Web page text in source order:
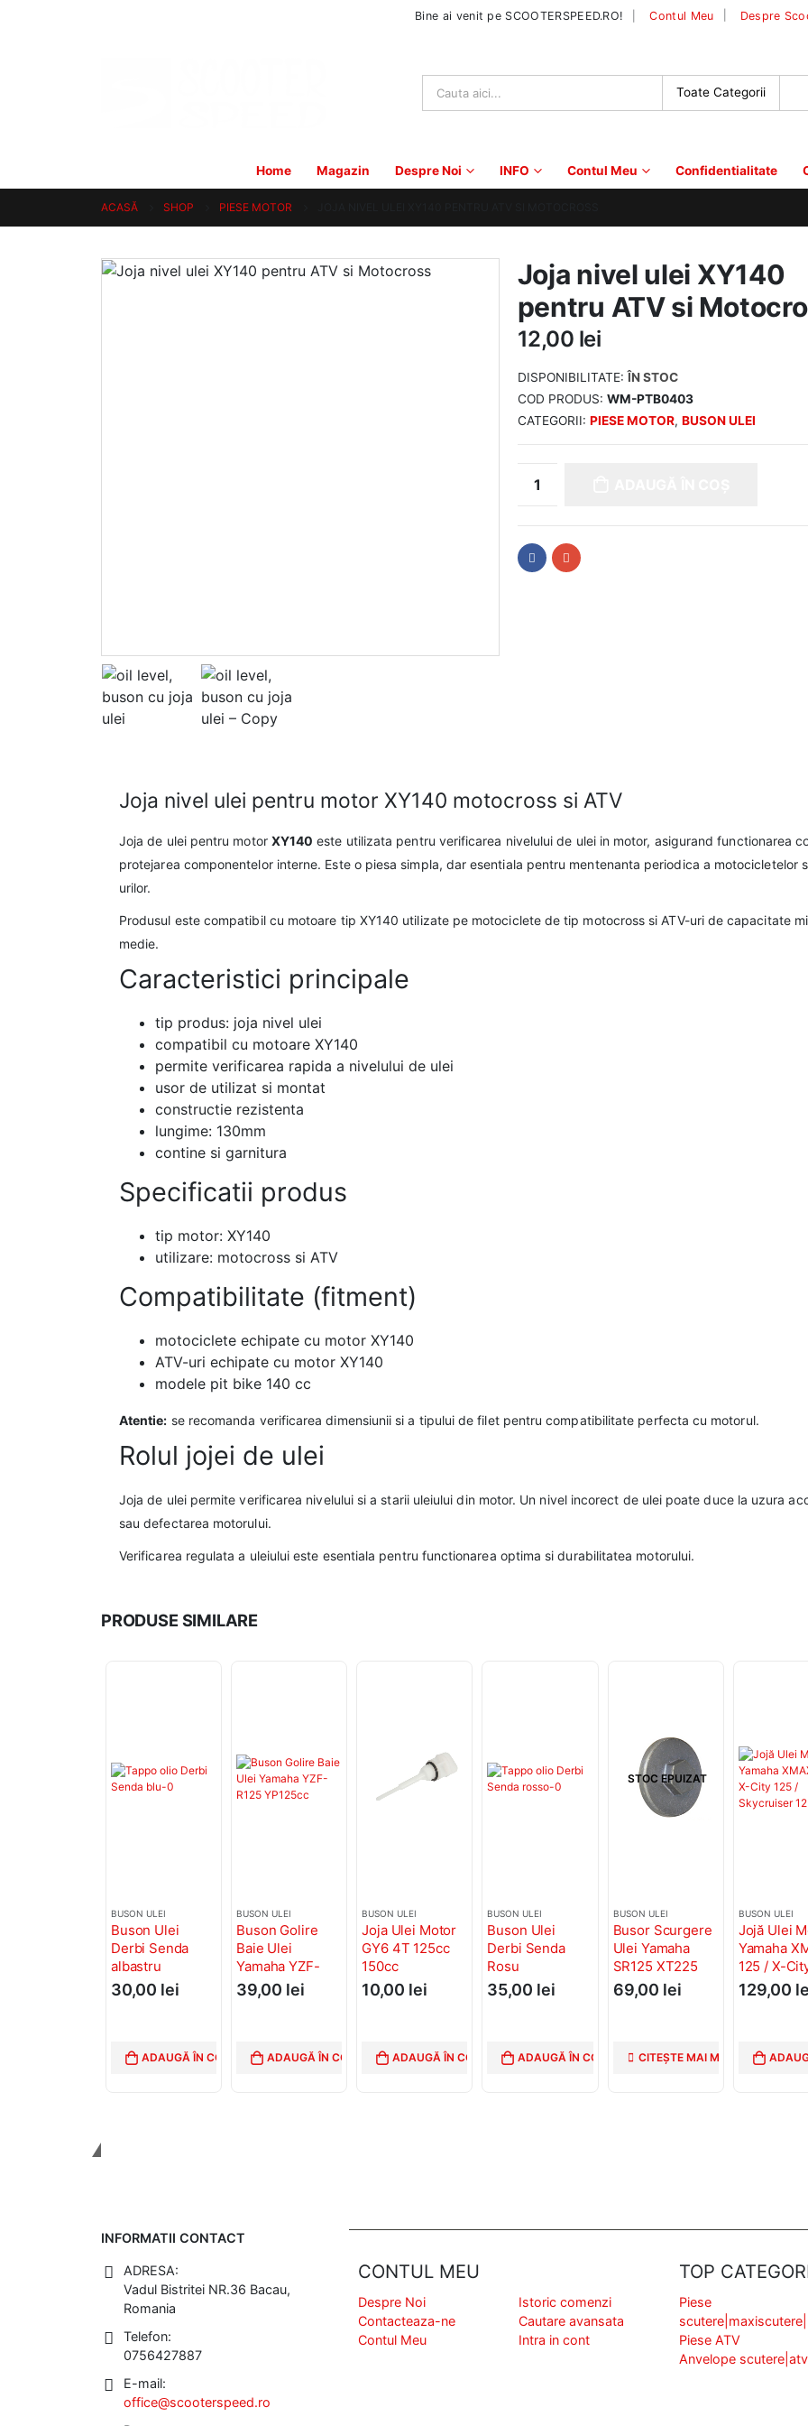
Bine ai venit pe SCOOTERSPEED.RO! Contul Meu Despre
Home Magazin Despre Noi INFO Contul Meu Confidentialitate
ACASĂ SHOP PIESE MOTOR
Joja nivel ulei XY140
pentru ATV si
12,00 lei
DISPONIBILITATE:ÎN STOC
COD PRODUS: WM-PTB0403
CATEGORII: PIESE MOTOR, BUSON ULEI
Joja nivel ulei pentru motor XY140 motocross si ATV
Joja de ulei pentru motor XY140 este utilizata pentru verificarea nivelului de ulei in motor, asigurand functionarea
protejarea componentelor interne. Este o piesa simpla, dar esentiala pentru mentenanta periodica a motocicletelor
urilor.
Produsul este compatibil cu motoare tip XY140 utilizate pe motociclete de tip motocross si ATV-uri de capacitate
medie.
Caracteristici principale
tip produs: joja nivel ulei
compatibil cu motoare XY140
permite verificarea rapida a nivelului de ulei
usor de utilizat si montat
constructie rezistenta
lungime: 130mm
contine si garnitura
Specificatii produs
tip motor: XY140
utilizare: motocross si ATV
Compatibilitate (fitment)
motociclete echipate cu motor XY140
ATV-uri echipate cu motor XY140
modele pit bike 140 cc
Atentie: se recomanda verificarea dimensiunii si a tipului de filet pentru compatibilitate perfecta cu motorul.
Rolul jojei de ulei
Joja de ulei permite verificarea nivelului si a starii uleiului din motor. Un nivel incorect de ulei poate duce la uzura
sau defectarea motorului.
Verificarea regulata a uleiului este esentiala pentru functionarea optima si durabilitatea motorului.
PRODUSE SIMILARE
BUSON ULEI
Buson Ulei
Derbi Senda
albastru
30,00 lei
ADAUGĂ ÎN COȘ
BUSON ULEI
Buson Golire
Baie Ulei
Yamaha YZF-
R125 YP125cc
39,00 lei
ADAUGĂ ÎN COȘ
BUSON ULEI
Joja Ulei Motor
GY6 4T 125cc
150cc
10,00 lei
ADAUGĂ ÎN COȘ
BUSON ULEI
Buson Ulei
Derbi Senda
Rosu
35,00 lei
ADAUGĂ ÎN COȘ
STOC EPUIZAT
BUSON ULEI
Busor Scurgere
Ulei Yamaha
SR125 XT225
YFB250
69,00 lei
CITEȘTE MAI MULT
BUSON ULEI
Jojă Ulei
Yamaha
125 / X-
/129,00
INFORMATII CONTACT
ADRESA:
Vadul Bistritei NR.36 Bacau,
Romania
Telefon:
0756427887
E-mail:
office@scooterspeed.ro
CONTUL MEU
Despre Noi
Contacteaza-ne
Contul Meu
Istoric comenzi
Cautare avansata
Intra in cont
TOP
Piese
Piese ATV
Anvelope